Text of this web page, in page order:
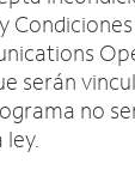
e
n
l
a
serán
no